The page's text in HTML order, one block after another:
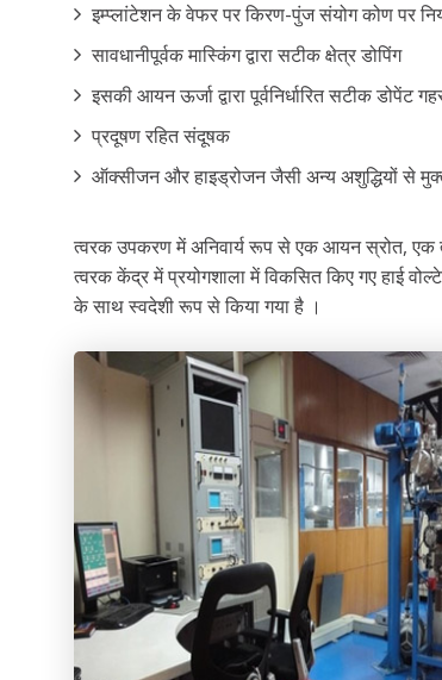
इम्प्लांटेशन के वेफर पर किरण-पुंज संयोग कोण पर
सावधानीपूर्वक मास्किंग द्वारा सटीक क्षेत्र डोपिंग
इसकी आयन ऊर्जा द्वारा पूर्वनिर्धारित सटीक डोपेंट
प्रदूषण रहित संदूषक
ऑक्सीजन और हाइड्रोजन जैसी अन्य अशुद्धियों से
त्वरक उपकरण में अनिवार्य रूप से एक आयन स्रोत, एक
त्वरक केंद्र में प्रयोगशाला में विकसित किए गए हाई
के साथ स्वदेशी रूप से किया गया है ।